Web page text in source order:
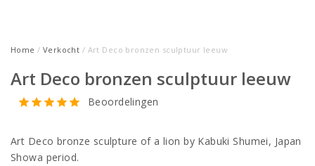
Home / Verkocht / Art Deco bronzen sculptuur leeuw
Art Deco bronzen sculptuur leeuw
Beoordelingen
Art Deco bronze sculpture of a lion by Kabuki Shumei, Japan
Showa period.